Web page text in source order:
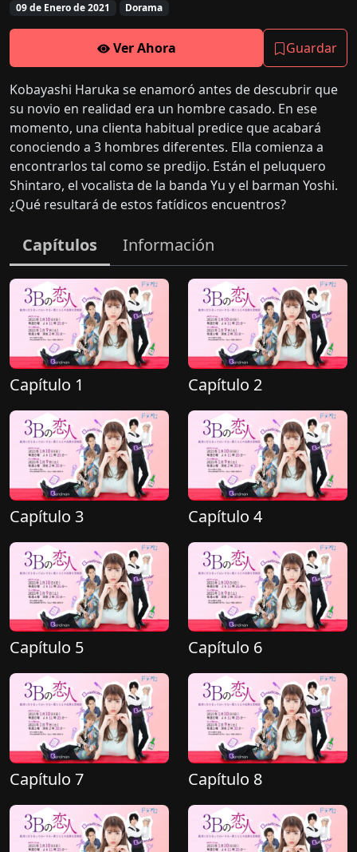
09 de Enero de 2021 Dorama
Ver Ahora Guardar
Kobayashi Haruka se enamoró antes de descubrir que
su novio en realidad era un hombre casado. En ese
momento, una clienta habitual predice que acabará
conociendo a 3 hombres diferentes. Ella comienza a
encontrarlos tal como se predijo. Están el peluquero
Shintaro, el vocalista de la banda Yu y el barman Yoshi.
¿Qué resultará de estos fatídicos encuentros?
Capítulos Información
Capítulo 1 Capítulo 2
Capítulo 3 Capítulo 4
Capítulo 5 Capítulo 6
Capítulo 7 Capítulo 8